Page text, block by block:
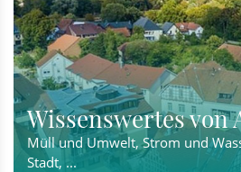
Wissenswertes von
Müll und Umwelt, Strom und
Stadt, ...